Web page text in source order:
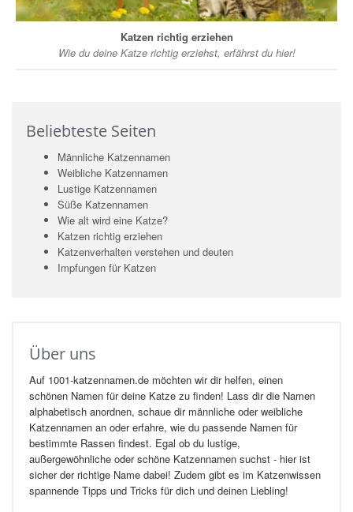
Katzen richtig erziehen
Wie du deine Katze richtig erziehst, erfährst du hier!
Beliebteste Seiten
Männliche Katzennamen
Weibliche Katzennamen
Lustige Katzennamen
Süße Katzennamen
Wie alt wird eine Katze?
Katzen richtig erziehen
Katzenverhalten verstehen und deuten
Impfungen für Katzen
Über uns
Auf 1001-katzennamen.de möchten wir dir helfen, einen
schönen Namen für deine Katze zu finden! Lass dir die Namen
alphabetisch anordnen, schaue dir männliche oder weibliche
Katzennamen an oder erfahre, wie du passende Namen für
bestimmte Rassen findest. Egal ob du lustige,
außergewöhnliche oder schöne Katzennamen suchst - hier ist
sicher der richtige Name dabei! Zudem gibt es im Katzenwissen
spannende Tipps und Tricks für dich und deinen Liebling!